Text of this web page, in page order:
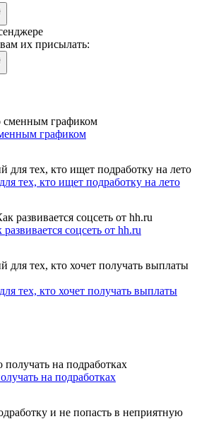
их присылать:
графиком
тех, кто ищет подработку на лето
соцсеть от hh.ru
тех, кто хочет получать выплаты
на подработках